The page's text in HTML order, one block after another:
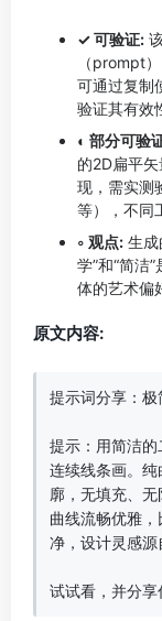
✓ 可验证:
（prompt
可通过复制
验证其有效
◐ 部分可验
的2D扁平
现，需实测
等），不同
◦ 观点: 生成
学”和“简洁
体的艺术偏
原文内容:
提示词分享：
提示：用简洁
连续线条画。
廓，无填充、无
曲线流畅优雅
净，设计灵感
试试看，并分享